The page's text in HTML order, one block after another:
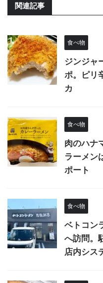
関連記事
食べ物
ジンジャ
ポ。ピリ
カ
食べ物
肉のハナ
ラーメン
ポート
食べ物
ベトコン
へ訪問。
店内シス